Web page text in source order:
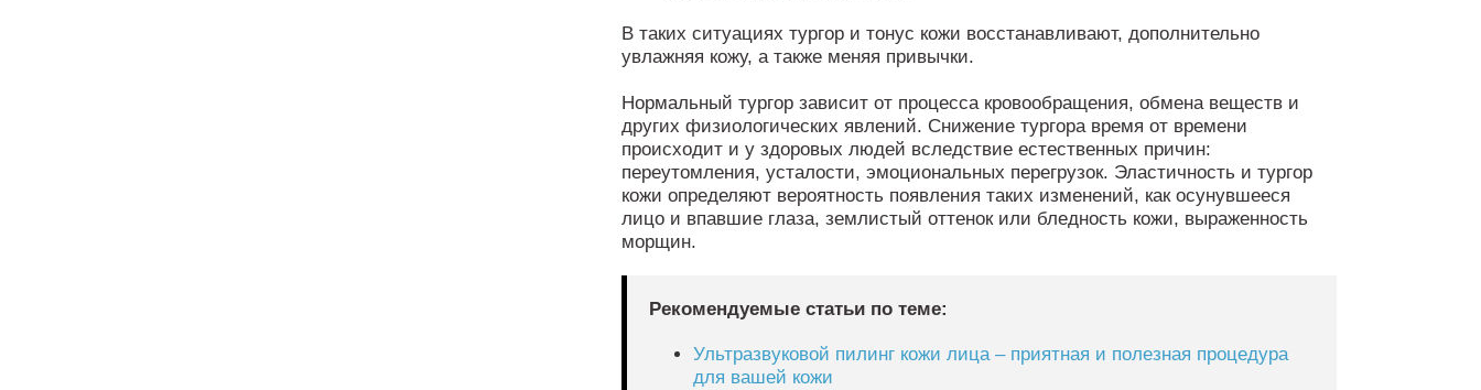
В таких ситуациях тургор и тонус кожи восстанавливают, дополнительно
увлажняя кожу, а также меняя привычки.
Нормальный тургор зависит от процесса кровообращения, обмена веществ и
других физиологических явлений. Снижение тургора время от времени
происходит и у здоровых людей вследствие естественных причин:
переутомления, усталости, эмоциональных перегрузок. Эластичность и тургор
кожи определяют вероятность появления таких изменений, как осунувшееся
лицо и впавшие глаза, землистый оттенок или бледность кожи, выраженность
морщин.
Рекомендуемые статьи по теме:
Ультразвуковой пилинг кожи лица – приятная и полезная процедура
для вашей кожи